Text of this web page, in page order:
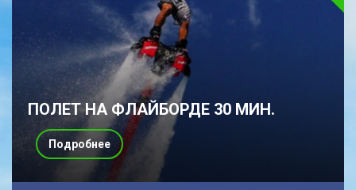
ПОЛЕТ НА ФЛАЙБОРДЕ 30 МИН.
Подробнее